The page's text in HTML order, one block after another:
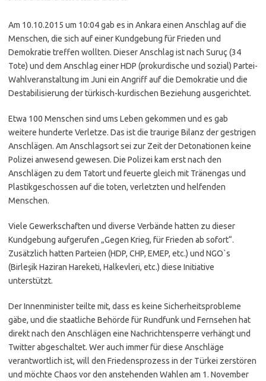
Am 10.10.2015 um 10:04 gab es in Ankara einen Anschlag auf die
Menschen, die sich auf einer Kundgebung für Frieden und
Demokratie treffen wollten. Dieser Anschlag ist nach Suruç (34
Tote) und dem Anschlag einer HDP (prokurdische und sozial) Partei-
Wahlveranstaltung im Juni ein Angriff auf die Demokratie und die
Destabilisierung der türkisch-kurdischen Beziehung ausgerichtet.
Etwa 100 Menschen sind ums Leben gekommen und es gab
weitere hunderte Verletze. Das ist die traurige Bilanz der gestrigen
Anschlägen. Am Anschlagsort sei zur Zeit der Detonationen keine
Polizei anwesend gewesen. Die Polizei kam erst nach den
Anschlägen zu dem Tatort und feuerte gleich mit Tränengas und
Plastikgeschossen auf die toten, verletzten und helfenden
Menschen.
Viele Gewerkschaften und diverse Verbände hatten zu dieser
Kundgebung aufgerufen „Gegen Krieg, für Frieden ab sofort“.
Zusätzlich hatten Parteien (HDP, CHP, EMEP, etc.) und NGO`s
(Birleşik Haziran Hareketi, Halkevleri, etc.) diese Initiative
unterstützt.
Der Innenminister teilte mit, dass es keine Sicherheitsprobleme
gäbe, und die staatliche Behörde für Rundfunk und Fernsehen hat
direkt nach den Anschlägen eine Nachrichtensperre verhängt und
Twitter abgeschaltet. Wer auch immer für diese Anschläge
verantwortlich ist, will den Friedensprozess in der Türkei zerstören
und möchte Chaos vor den anstehenden Wahlen am 1. November